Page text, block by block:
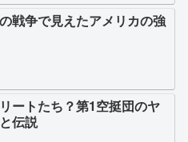
戦争で見えたアメリカの強
ートたち？第1空挺団のヤ
伝説